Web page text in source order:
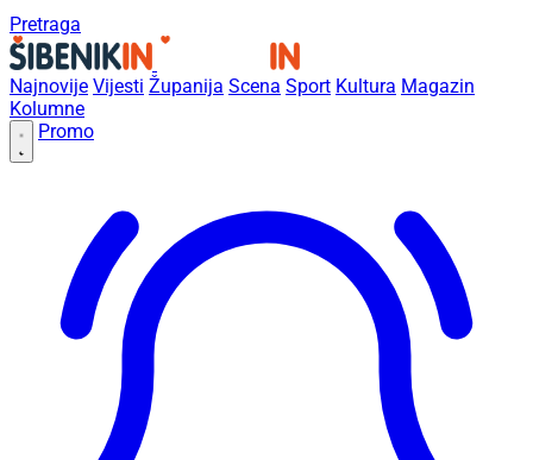
Pretraga
Najnovije Vijesti Županija Scena Sport Kultura Magazin
Kolumne
Promo